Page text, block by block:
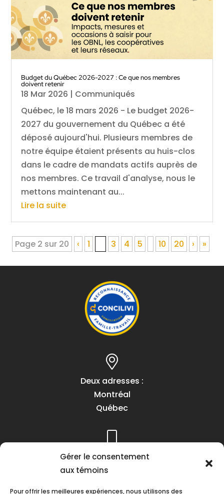
Gérer le consentement
aux témoins
Pour offrir les meilleures expériences, nous utilisons des
Budget du Québec 2026-2027 : Ce que nos membres
doivent retenir
18 Mar 2026 | Communiqués
Québec, le 18 mars 2026 - Le budget 2026-
2027 du gouvernement du Québec a été
déposé aujourd'hui. Plusieurs membres de
notre équipe étaient présents au huis-clos
dans le cadre de mandats actifs auprès de
nos membres. Ce travail d'analyse, nous le
mettons maintenant au...
Lire la suite
Page 2 sur 20 ‹ 1 3 4 5 10 20 › »
Deux adresses :
Montréal
Québec
Téléphone :
(418) 622-1001